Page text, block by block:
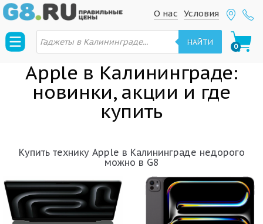
S
k
p
t
S
k
p
t
Условия
О нас
П
о
с
т
о
а
НАЙТИ 0
Apple в Калининграде:
новинки, акции и где
купить
Купить технику Apple в Калининграде недорого
можно в G8